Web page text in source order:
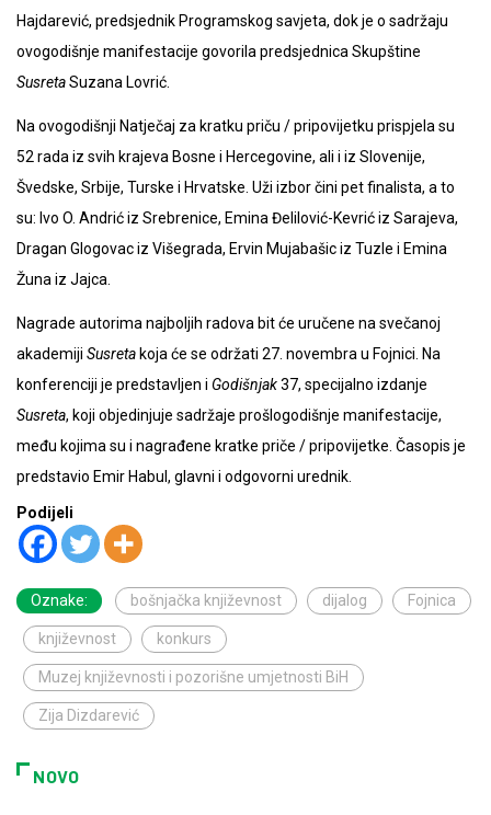
Hajdarević, predsjednik Programskog savjeta, dok je o sadržaju
ovogodišnje manifestacije govorila predsjednica Skupštine
SusretaSuzana Lovrić.
Na ovogodišnji Natječaj za kratku priču / pripovijetku prispjela su
52 rada iz svih krajeva Bosne i Hercegovine, ali i iz Slovenije,
Švedske, Srbije, Turske i Hrvatske. Uži izbor čini pet finalista, a to
su: Ivo O. Andrić iz Srebrenice, Emina Đelilović-Kevrić iz Sarajeva,
Dragan Glogovac iz Višegrada, Ervin Mujabašic iz Tuzle i Emina
Žuna iz Jajca.
Nagrade autorima najboljih radova bit će uručene na svečanoj
akademiji Susreta koja će se održati 27. novembra u Fojnici. Na
konferenciji je predstavljen i Godišnjak37, specijalno izdanje
Susreta, koji objedinjuje sadržaje prošlogodišnje manifestacije,
među kojima su i nagrađene kratke priče / pripovijetke. Časopis je
predstavio Emir Habul, glavni i odgovorni urednik.
Podijeli
Oznake: bošnjačka književnost dijalog Fojnica
književnost konkurs
Muzej književnosti i pozorišne umjetnosti BiH
Zija Dizdarević
NOVO